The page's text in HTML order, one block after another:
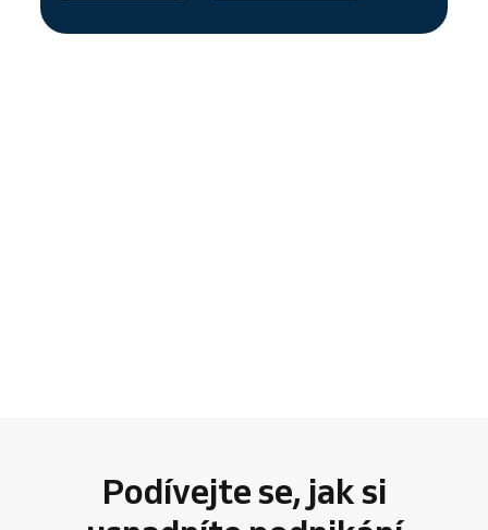
Podívejte se, jak si